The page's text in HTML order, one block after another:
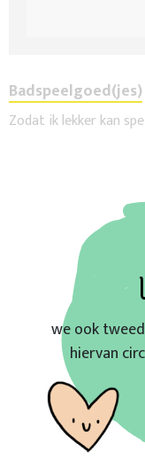
Badspeelgoed(jes)
Zodat ik lekker kan
we ook
hiervan